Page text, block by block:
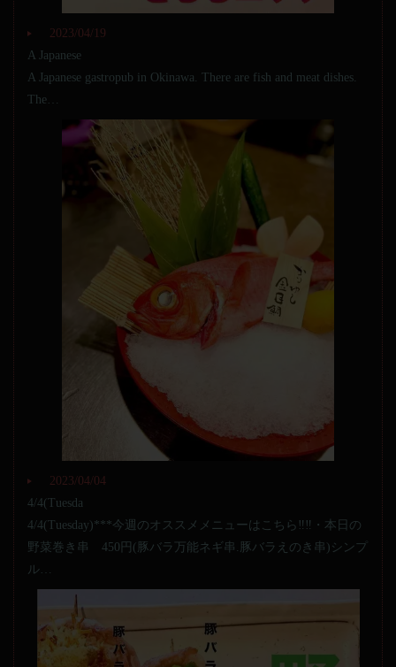
2023/04/19
A Japanese
A Japanese gastropub in Okinawa. There are fish and meat dishes.
The…
2023/04/04
4/4(Tuesda
4/4(Tuesday)***今週のオススメメニューはこちら‼️‼️・本日の
野菜巻き串 450円(豚バラ万能ネギ串.豚バラえのき串)シンプ
ル…